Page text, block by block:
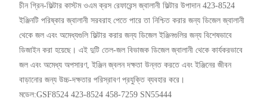
চীন গ্রিন-ফিল্টার কাস্টম ওএম ক্রস রেফারেন্স জ্বালানী ফিল্টার উপাদান 423-8524
ইঞ্জিনটি পরিষ্কার জ্বালানী সরবরাহ পেতে পারে তা নিশ্চিত করার জন্য ডিজেল জ্বালানী
থেকে জল এবং অমেধ্যগুলি ফিল্টার করার জন্য ডিজেল ইঞ্জিনগুলির জন্য বিশেষভাবে
ডিজাইন করা হয়েছে। এই দুটি তেল-জল বিভাজক ডিজেল জ্বালানী থেকে কার্যকরভাবে
জল এবং অমেধ্য অপসারণ, ইঞ্জিন জ্বলন দক্ষতা উন্নত করতে এবং ইঞ্জিনের জীবন
বাড়ানোর জন্য উচ্চ-দক্ষতার পরিস্রাবণ প্রযুক্তি ব্যবহার করে।
মডেল:GSF8524 423-8524 458-7259 SN55444